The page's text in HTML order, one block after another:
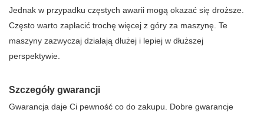
Jednak w przypadku częstych awarii mogą okazać się droższe.
Często warto zapłacić trochę więcej z góry za maszynę. Te
maszyny zazwyczaj działają dłużej i lepiej w dłuższej
perspektywie.
Szczegóły gwarancji
Gwarancja daje Ci pewność co do zakupu. Dobre gwarancje